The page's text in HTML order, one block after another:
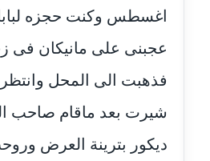
عاملة
مدونة اشرف النجار
مدونة السيده فوزي
اغسطس وكنت حجزه
عجبنى على مانيكان فى
فذهبت الى المحل
شيرت بعد ماقام صاحب
ديكور بترينة العرض